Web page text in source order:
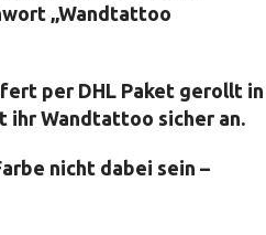
„Wandtattoo
per DHL Paket gerollt in
ihr Wandtattoo sicher an.
nicht dabei sein –